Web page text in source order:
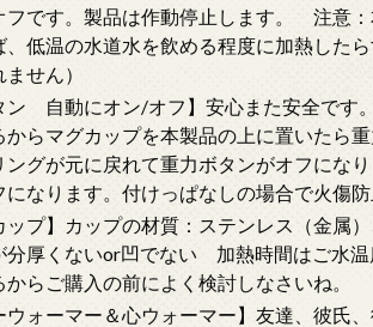
です。製品は作動停止します。 注意：
、低温の水道水を飲める程度に加熱した
せん）
ン 自動にオン/オフ】安心また安全です
からマグカップを本製品の上に置いたら
ングが元に戻れて重力ボタンがオフにな
になります。付けっぱなしの場合で火傷
ップ】カップの材質：ステンレス（金
分厚くないor凹でない 加熱時間はご水
らご購入の前によく検討しなさいね。
ウォーマー＆心ウォーマー】友達、彼氏